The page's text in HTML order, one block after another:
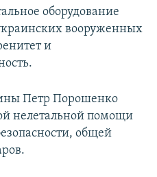
оборудование
вооруженных
и
Петр Порошенко
нелетальной помощи
общей